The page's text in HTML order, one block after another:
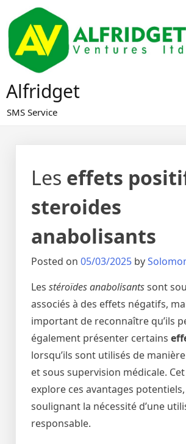
content
Alfridget
SMS Service
Les effets
steroides
anabolisants
Posted on 05/03/2025 by
Les stéroïdes anabolisantssont
associés à des effets négatifs,
important de reconnaître qu’ils
également présenter certains
lorsqu’ils sont utilisés de
et sous supervision médicale.
explore ces avantages
soulignant la nécessité d’une
responsable.